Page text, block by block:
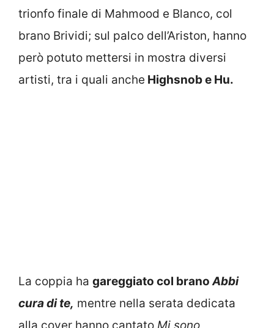
trionfo finale di Mahmood e Blanco, col
brano Brividi; sul palco dell’Ariston, hanno
però potuto mettersi in mostra diversi
artisti, tra i quali anche Highsnob e Hu.
La coppia ha gareggiato col brano Abbi
cura di te, mentre nella serata dedicata
alla cover hanno cantato Mi sono